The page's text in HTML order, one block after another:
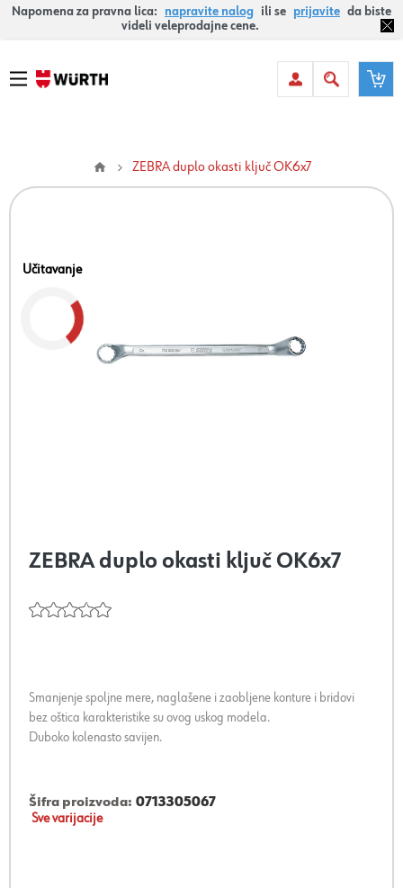
Napomena za pravna lica: napravite nalog ili se prijavite da biste
videli veleprodajne cene.
ZEBRA duplo okasti ključ OK6x7
Učitavanje
ZEBRA duplo okasti ključ OK6x7
Smanjenje spoljne mere, naglašene i zaobljene konture i bridovi
bez oštica karakteristike su ovog uskog modela.
Duboko kolenasto savijen.
Šifra proizvoda: 0713305067
Sve varijacije